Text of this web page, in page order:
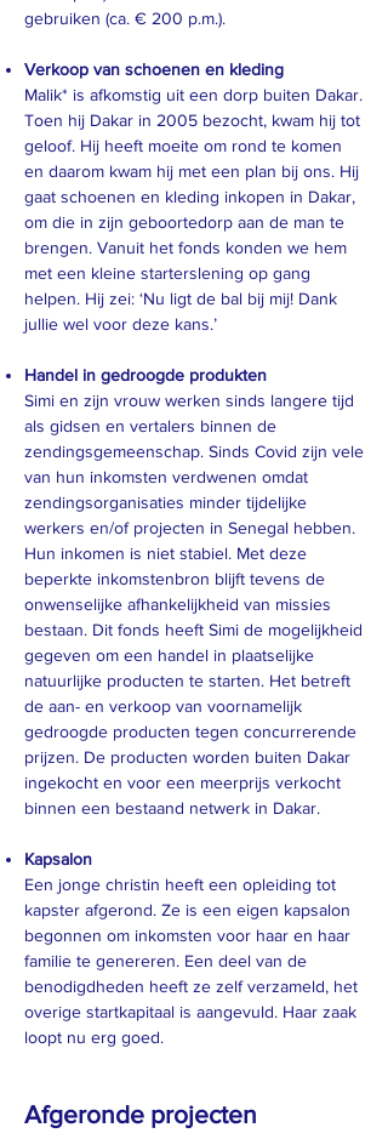
gebruiken (ca. € 200 p.m.).
Verkoop van schoenen en kleding
Malik* is afkomstig uit een dorp buiten Dakar.
Toen hij Dakar in 2005 bezocht, kwam hij tot
geloof. Hij heeft moeite om rond te komen
en daarom kwam hij met een plan bij ons. Hij
gaat schoenen en kleding inkopen in Dakar,
om die in zijn geboortedorp aan de man te
brengen. Vanuit het fonds konden we hem
met een kleine starterslening op gang
helpen. Hij zei: ‘Nu ligt de bal bij mij! Dank
jullie wel voor deze kans.’
Handel in gedroogde produkten
Simi en zijn vrouw werken sinds langere tijd
als gidsen en vertalers binnen de
zendingsgemeenschap. Sinds Covid zijn vele
van hun inkomsten verdwenen omdat
zendingsorganisaties minder tijdelijke
werkers en/of projecten in Senegal hebben.
Hun inkomen is niet stabiel. Met deze
beperkte inkomstenbron blijft tevens de
onwenselijke afhankelijkheid van missies
bestaan. Dit fonds heeft Simi de mogelijkheid
gegeven om een handel in plaatselijke
natuurlijke producten te starten. Het betreft
de aan- en verkoop van voornamelijk
gedroogde producten tegen concurrerende
prijzen. De producten worden buiten Dakar
ingekocht en voor een meerprijs verkocht
binnen een bestaand netwerk in Dakar.
Kapsalon
Een jonge christin heeft een opleiding tot
kapster afgerond. Ze is een eigen kapsalon
begonnen om inkomsten voor haar en haar
familie te genereren. Een deel van de
benodigdheden heeft ze zelf verzameld, het
overige startkapitaal is aangevuld. Haar zaak
loopt nu erg goed.
Afgeronde projecten